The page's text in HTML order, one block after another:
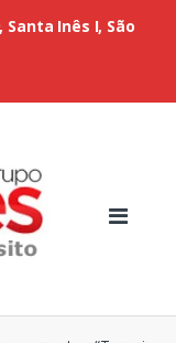
Santa Inês I, São